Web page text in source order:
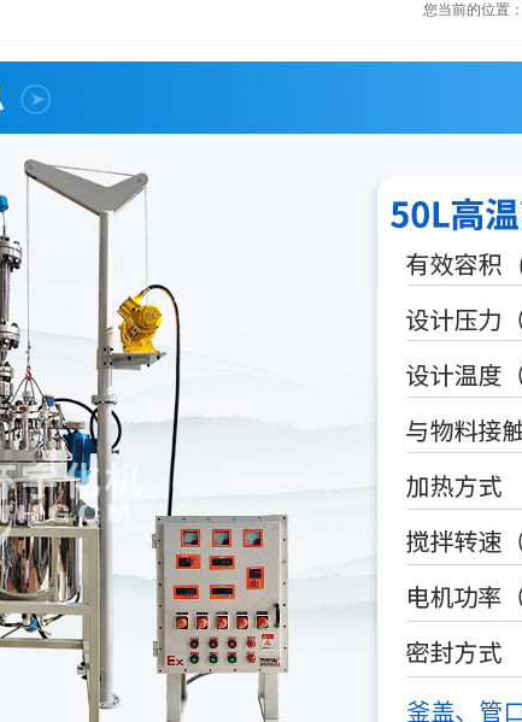
您当前的位置：